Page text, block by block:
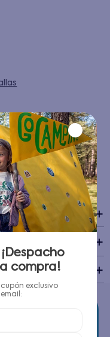
+
compra!
exclusivo